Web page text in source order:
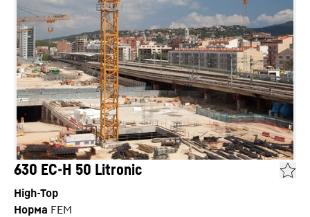
630 EC-H 50 Litronic
High-Top
Норма FEM